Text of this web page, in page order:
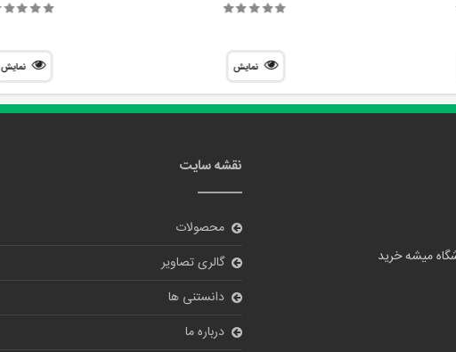
نمایش نمایش
نقشه سایت
محصولات
گالری تصاویر
دانستنی ها
درباره ما